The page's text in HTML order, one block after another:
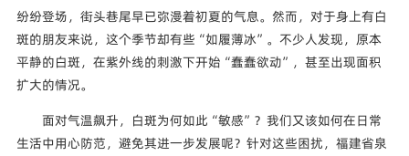
纷纷登场，街头巷尾早已弥漫着初夏的气息。然而，对于身上有白
斑的朋友来说，这个季节却有些“如履薄冰”。不少人发现，原本
平静的白斑，在紫外线的刺激下开始“蠢蠢欲动”，甚至出现面积
扩大的情况。
面对气温飙升，白斑为何如此“敏感”？我们又该如何在日常
生活中用心防范，避免其进一步发展呢？针对这些困扰，福建省泉